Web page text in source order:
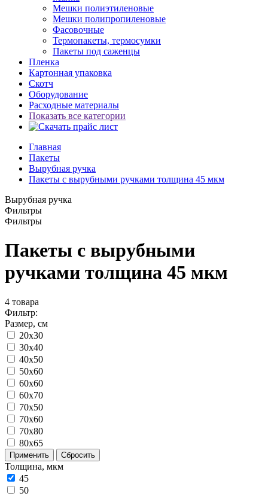
Мешки полиэтиленовые
Мешки полипропиленовые
Фасовочные
Термопакеты, термосумки
Пакеты под саженцы
Пленка
Картонная упаковка
Скотч
Оборудование
Расходные материалы
Показать все категории
Главная
Пакеты
Вырубная ручка
Пакеты с вырубными ручками толщина 45 мкм
Вырубная ручка
Фильтры
Фильтры
Пакеты с вырубными
ручками толщина 45 мкм
4 товара
Фильтр:
Размер, см
20x30
30x40
40x50
50x60
60x60
60x70
70x50
70x60
70x80
80x65
Применить Сбросить
Толщина, мкм
45
50